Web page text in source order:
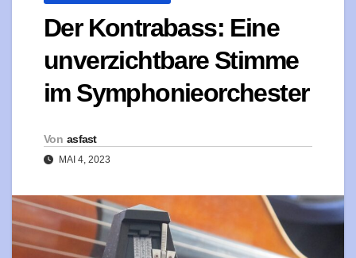
Der Kontrabass: Eine
unverzichtbare Stimme
im Symphonieorchester
Von asfast
MAI 4, 2023